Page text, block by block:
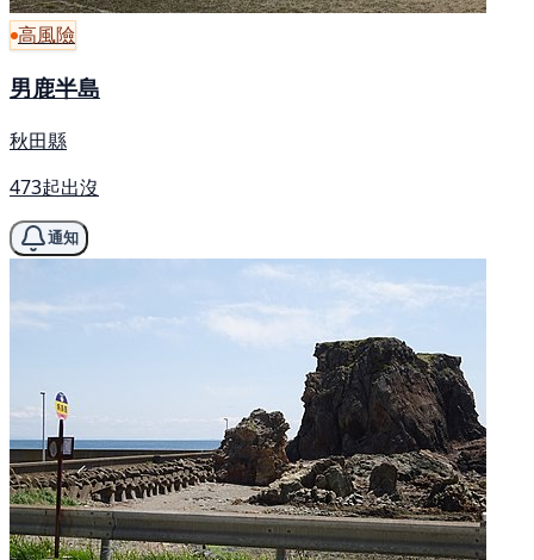
高風險
男鹿半島
秋田縣
473起出沒
通知